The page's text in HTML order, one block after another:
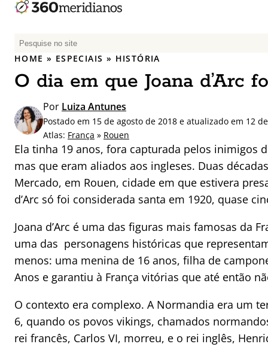
P
e
q
i
s
r
p
o
r
HOME » ESPECIAIS » HISTÓRIA
O dia em que Joana d’Arc
Por Luiza Antunes
Postado em 15 de agosto de 2018 e atualizado em 12
Atlas: França » Rouen
Ela tinha 19 anos, fora capturada pelos inimigos
mas que eram aliados aos ingleses. Duas
Mercado, em Rouen, cidade em que estivera
d’Arc só foi considerada santa em 1920, quase
Joana d’Arc é uma das figuras mais famosas da
uma das personagens históricas que
menos: uma menina de 16 anos, filha de
Anos e garantiu à França vitórias que até então
O contexto era complexo. A Normandia era um
6, quando os povos vikings, chamados
rei francês, Carlos VI, morreu, e o rei inglês,